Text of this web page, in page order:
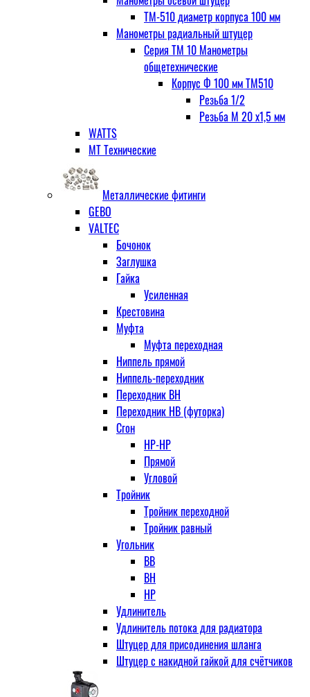
ТМ-510 диаметр корпуса 100 мм
Манометры радиальный штуцер
Серия ТМ 10 Манометры
общетехнические
Корпус Ф 100 мм ТМ510
Резьба 1/2
Резьба М 20 х1,5 мм
WATTS
МТ Технические
Металлические фитинги
GEBO
VALTEC
Бочонок
Заглушка
Гайка
Усиленная
Крестовина
Муфта
Муфта переходная
Ниппель прямой
Ниппель-переходник
Переходник ВН
Переходник НВ (футорка)
Сгон
НР-НР
Прямой
Угловой
Тройник
Тройник переходной
Тройник равный
Угольник
ВВ
ВН
НР
Удлинитель
Удлинитель потока для радиатора
Штуцер для присодинения шланга
Штуцер с накидной гайкой для счётчиков